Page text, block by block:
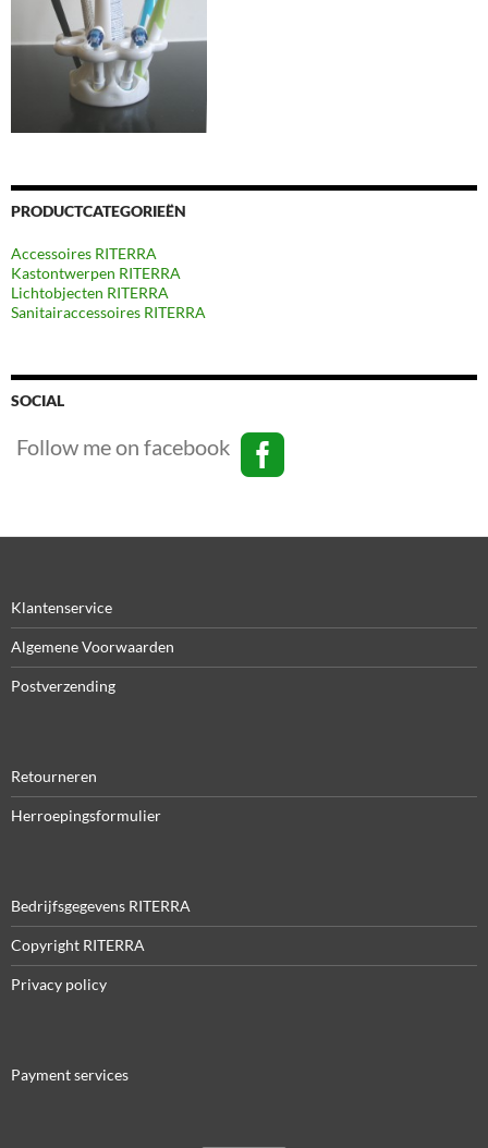
PRODUCTCATEGORIEËN
Accessoires RITERRA
Kastontwerpen RITERRA
Lichtobjecten RITERRA
Sanitairaccessoires RITERRA
SOCIAL
Follow me on facebook
Klantenservice
Algemene Voorwaarden
Postverzending
Retourneren
Herroepingsformulier
Bedrijfsgegevens RITERRA
Copyright RITERRA
Privacy policy
Payment services